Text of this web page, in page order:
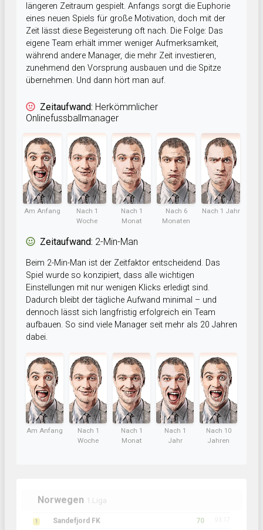
längeren Zeitraum gespielt. Anfangs sorgt die Euphorie
eines neuen Spiels für große Motivation, doch mit der
Zeit lässt diese Begeisterung oft nach. Die Folge: Das
eigene Team erhält immer weniger Aufmerksamkeit,
während andere Manager, die mehr Zeit investieren,
zunehmend den Vorsprung ausbauen und die Spitze
übernehmen. Und dann hört man auf.
Zeitaufwand: Herkömmlicher
Onlinefussballmanager
Am Anfang
Nach 1
Woche
Nach 1
Monat
Nach 6
Monaten
Nach 1 Jahr
Zeitaufwand: 2-Min-Man
Beim 2-Min-Man ist der Zeitfaktor entscheidend. Das
Spiel wurde so konzipiert, dass alle wichtigen
Einstellungen mit nur wenigen Klicks erledigt sind.
Dadurch bleibt der tägliche Aufwand minimal – und
dennoch lässt sich langfristig erfolgreich ein Team
aufbauen. So sind viele Manager seit mehr als 20 Jahren
dabei.
Am Anfang
Nach 1
Woche
Nach 1
Monat
Nach 1
Jahr
Nach 10
Jahren
Norwegen